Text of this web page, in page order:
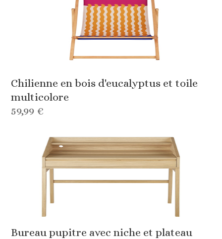
Chilienne en bois d'eucalyptus et toile
multicolore
59,99 €
Bureau pupitre avec niche et plateau